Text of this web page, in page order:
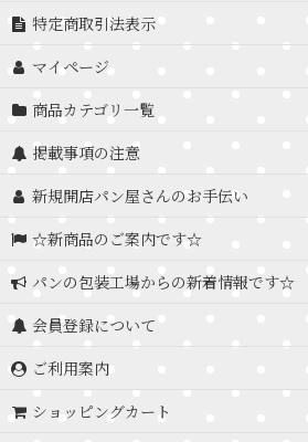
特定商取引法表示
マイページ
商品カテゴリ一覧
掲載事項の注意
新規開店パン屋さんのお手伝い
☆新商品のご案内です☆
パンの包装工場からの新着情報です☆
会員登録について
ご利用案内
ショッピングカート